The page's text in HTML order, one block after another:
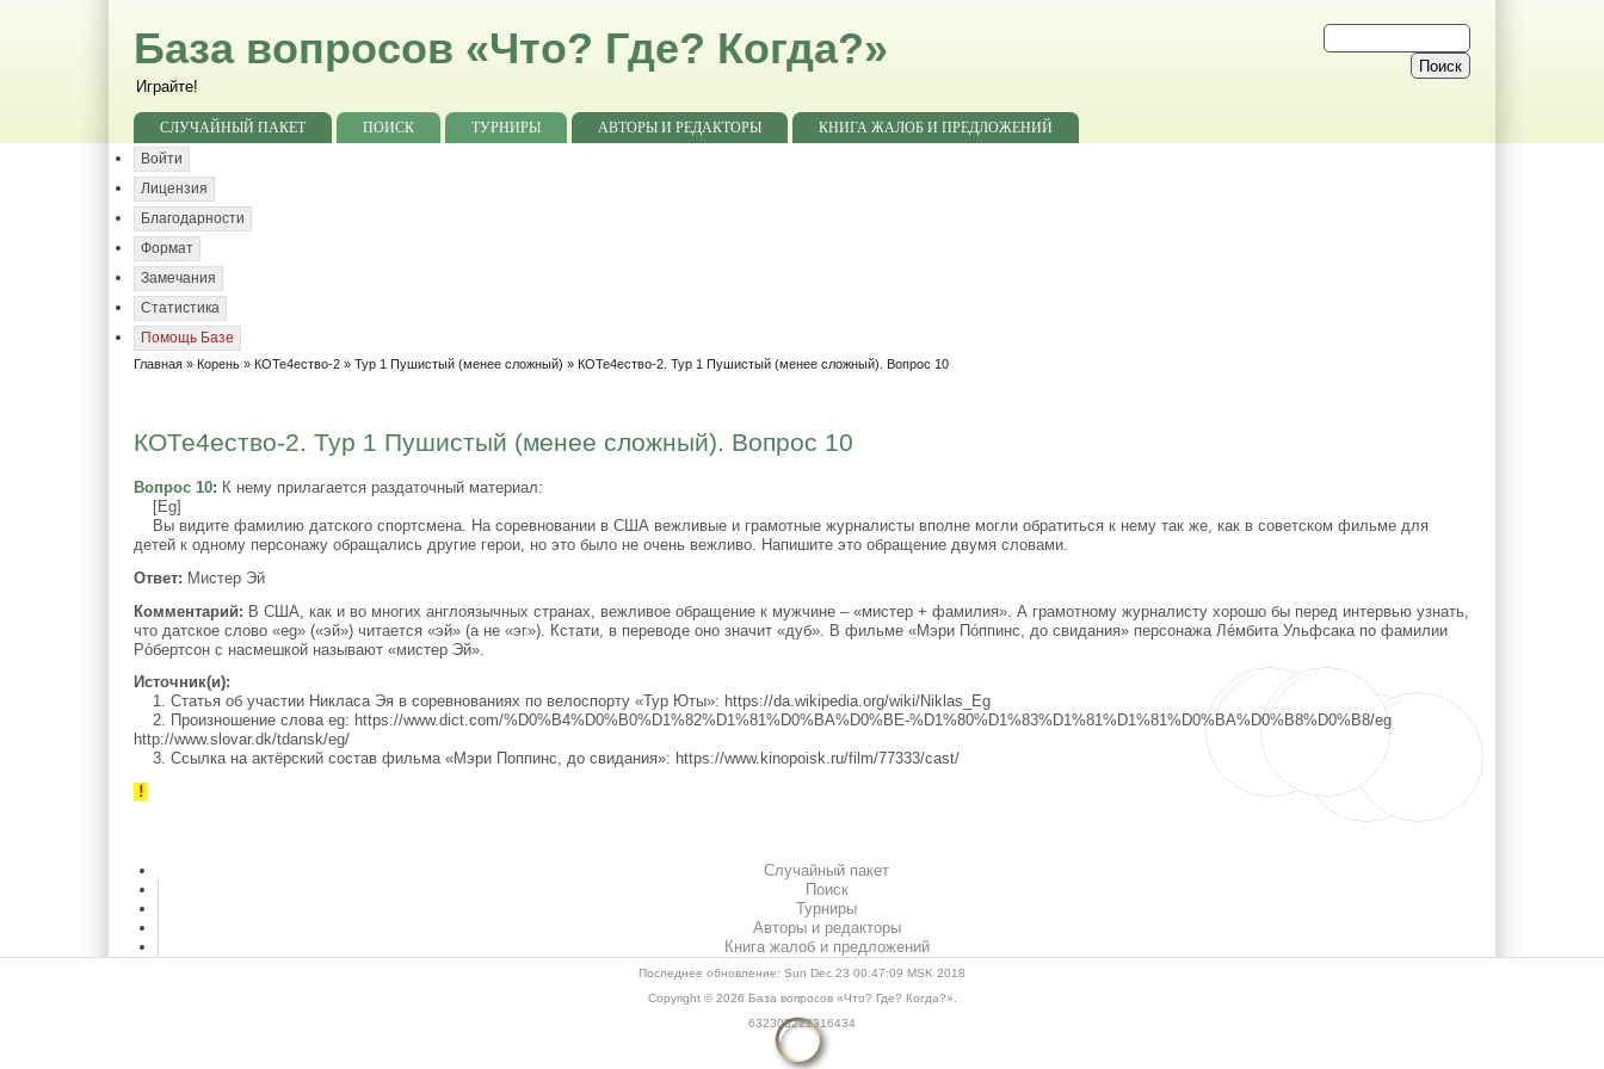
База вопросов «Что? Где? Когда?»
Играйте!
СЛУЧАЙНЫЙ ПАКЕТ ПОИСК ТУРНИРЫ АВТОРЫ И РЕДАКТОРЫ
КНИГА ЖАЛОБ И ПРЕДЛОЖЕНИЙ
Войти
Лицензия
Благодарности
Формат
Замечания
Статистика
Помощь Базе
Главная » Корень » КОТе4ество-2 »Тур 1 Пушистый (менее сложный) » КОТе4ество-2. Тур 1 Пушистый (менее сложный). Вопрос 10
КОТе4ество-2. Тур 1 Пушистый (менее сложный). Вопрос 10
Вопрос 10: К нему прилагается раздаточный материал:
[Eg]
Вы видите фамилию датского спортсмена. На соревновании в США вежливые и грамотные журналисты вполне могли обратиться к нему так же, как в советском фильме для
детей к одному персонажу обращались другие герои, но это было не очень вежливо. Напишите это обращение двумя словами.
Ответ: Мистер Эй
Комментарий: В США, как и во многих англоязычных странах, вежливое обращение к мужчине – «мистер + фамилия». А грамотному журналисту хорошо бы перед интервью узнать,
что датское слово «eg» («эй») читается «эй» (а не «эг»). Кстати, в переводе оно значит «дуб». В фильме «Мэри Пóппинс, до свидания» персонажа Лéмбита Ульфсака по фамилии
Рóбертсон с насмешкой называют «мистер Эй».
Источник(и):
1. Статья об участии Никласа Эя в соревнованиях по велоспорту «Тур Юты»: https://da.wikipedia.org/wiki/Niklas_Eg
2. Произношение слова eg: https://www.dict.com/%D0%B4%D0%B0%D1%82%D1%81%D0%BA%D0%BE-%D1%80%D1%83%D1%81%D1%81%D0%BA%D0%B8%D0%B8/eg
http://www.slovar.dk/tdansk/eg/
3. Ссылка на актёрский состав фильма «Мэри Поппинс, до свидания»: https://www.kinopoisk.ru/film/77333/cast/
!
Случайный пакет
Поиск
Турниры
Авторы и редакторы
Книга жалоб и предложений
Последнее обновление: Sun Dec 23 00:47:09 MSK 2018
Copyright © 2026 База вопросов «Что? Где? Когда?».
632305222316434